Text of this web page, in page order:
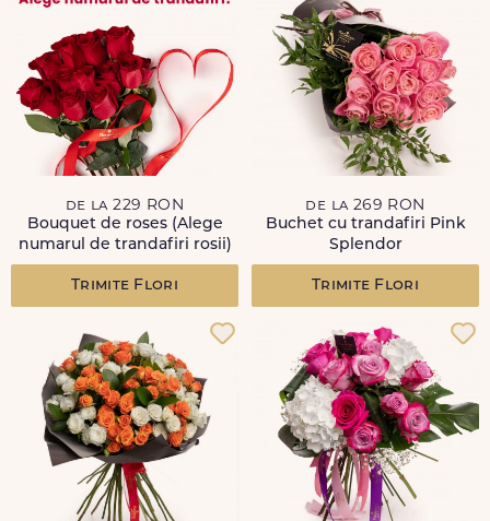
de la 229 RON
Bouquet de roses (Alege
numarul de trandafiri rosii)
Trimite Flori
de la 269 RON
Buchet cu trandafiri Pink
Splendor
Trimite Flori